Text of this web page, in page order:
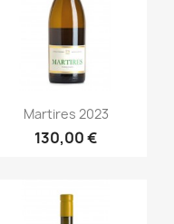
Aperçu rapide
Martires 2023
130,00 €